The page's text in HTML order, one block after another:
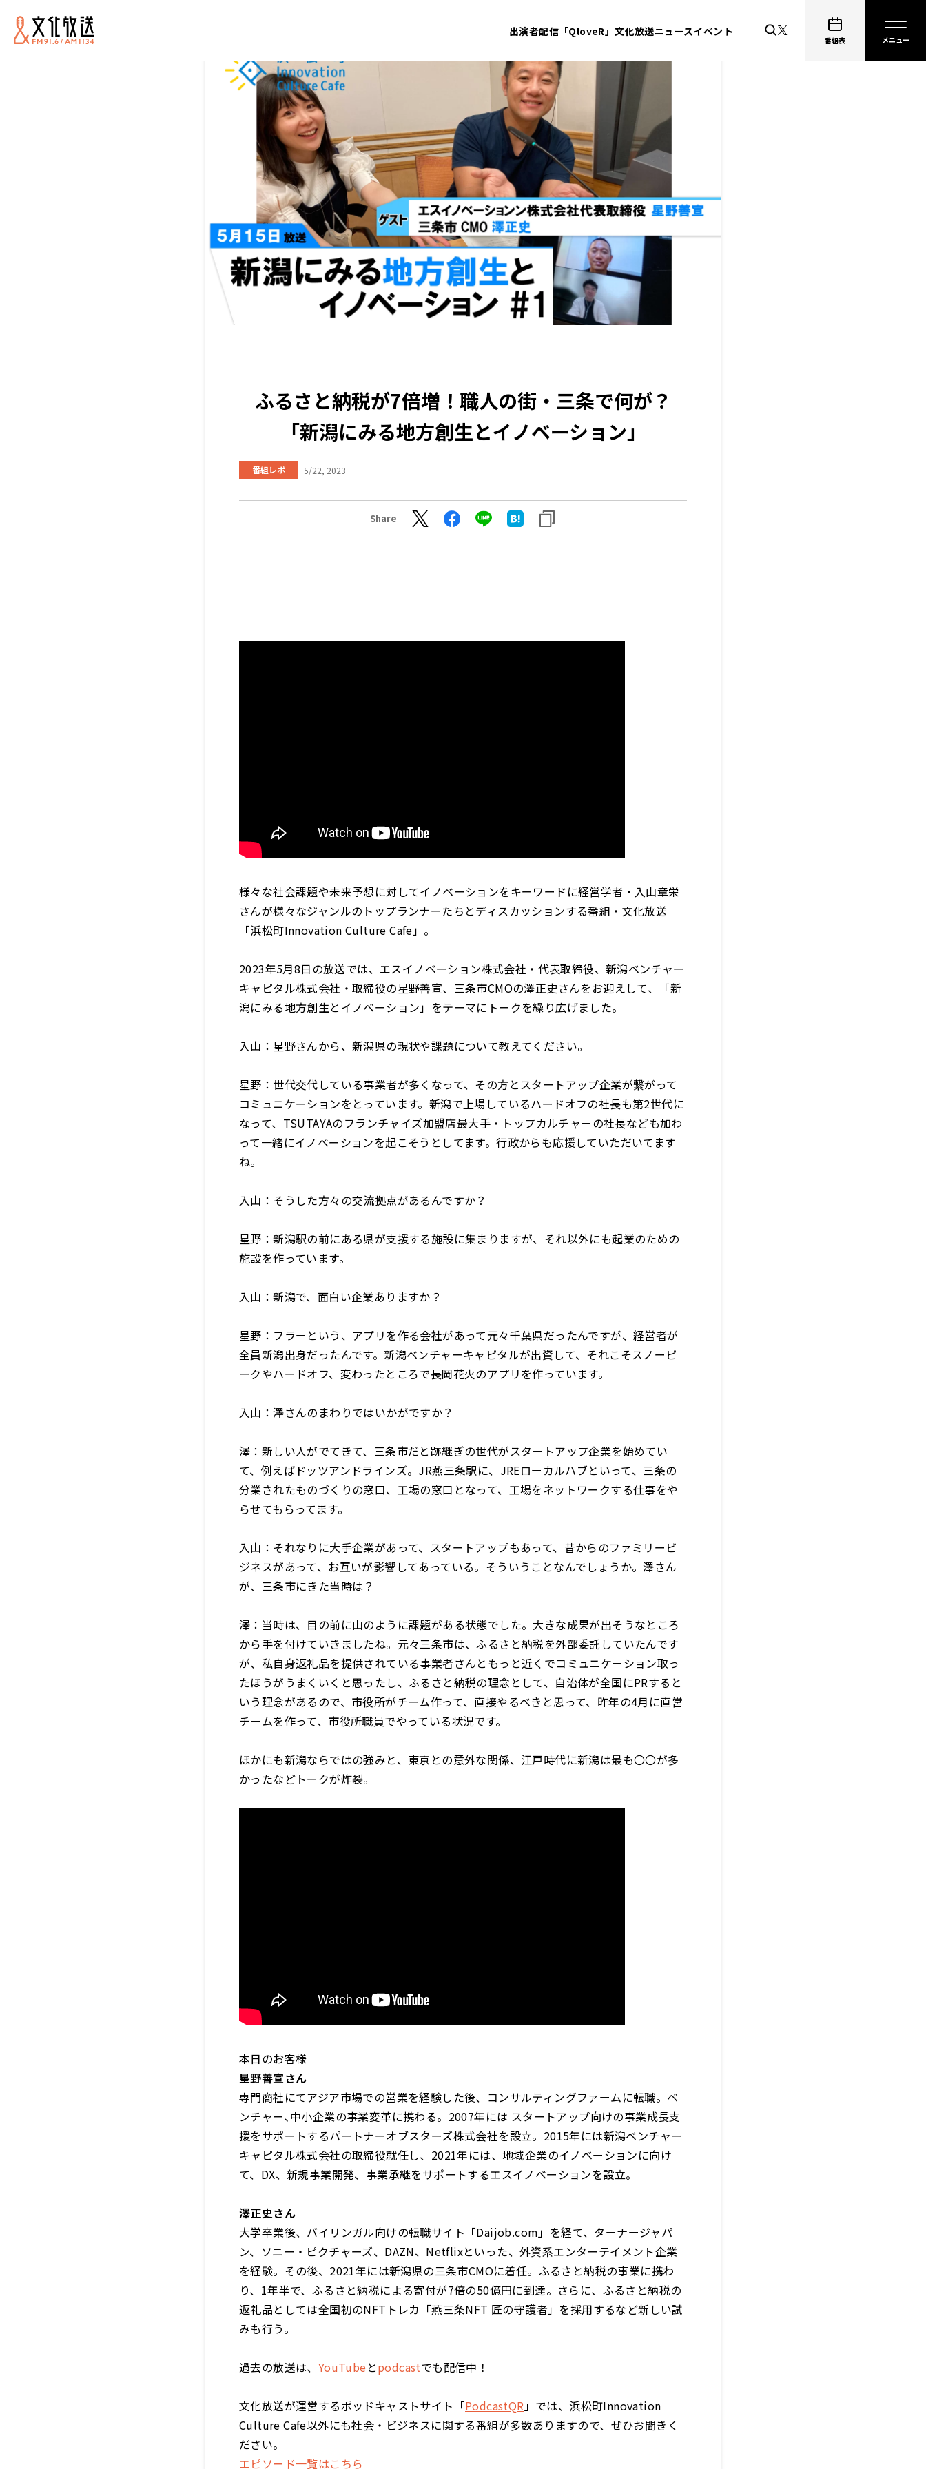
出演者配信「QloveR」文化放送ニュースイベント
番組表
ふるさと納税が7倍増！職人の街・三条で何が？
「新潟にみる地方創生とイノベーション」
番組レポ 5/22, 2023
Share
様々な社会課題や未来予想に対してイノベーションをキーワードに経営学者・入山章栄
さんが様々なジャンルのトップランナーたちとディスカッションする番組・文化放送
「浜松町Innovation Culture Cafe」。
2023年5月8日の放送では、エスイノベーション株式会社・代表取締役、新潟ベンチャー
キャピタル株式会社・取締役の星野善宣、三条市CMOの澤正史さんをお迎えして、「新
潟にみる地方創生とイノベーション」をテーマにトークを繰り広げました。
入山：星野さんから、新潟県の現状や課題について教えてください。
星野：世代交代している事業者が多くなって、その方とスタートアップ企業が繋がって
コミュニケーションをとっています。新潟で上場しているハードオフの社長も第2世代に
なって、TSUTAYAのフランチャイズ加盟店最大手・トップカルチャーの社長なども加わ
って一緒にイノベーションを起こそうとしてます。行政からも応援していただいてます
ね。
入山：そうした方々の交流拠点があるんですか？
星野：新潟駅の前にある県が支援する施設に集まりますが、それ以外にも起業のための
施設を作っています。
入山：新潟で、面白い企業ありますか？
星野：フラーという、アプリを作る会社があって元々千葉県だったんですが、経営者が
全員新潟出身だったんです。新潟ベンチャーキャピタルが出資して、それこそスノーピ
ークやハードオフ、変わったところで長岡花火のアプリを作っています。
入山：澤さんのまわりではいかがですか？
澤：新しい人がでてきて、三条市だと跡継ぎの世代がスタートアップ企業を始めてい
て、例えばドッツアンドラインズ。JR燕三条駅に、JREローカルハブといって、三条の
分業されたものづくりの窓口、工場の窓口となって、工場をネットワークする仕事をや
らせてもらってます。
入山：それなりに大手企業があって、スタートアップもあって、昔からのファミリービ
ジネスがあって、お互いが影響してあっている。そういうことなんでしょうか。澤さん
が、三条市にきた当時は？
澤：当時は、目の前に山のように課題がある状態でした。大きな成果が出そうなところ
から手を付けていきましたね。元々三条市は、ふるさと納税を外部委託していたんです
が、私自身返礼品を提供されている事業者さんともっと近くでコミュニケーション取っ
たほうがうまくいくと思ったし、ふるさと納税の理念として、自治体が全国にPRすると
いう理念があるので、市役所がチーム作って、直接やるべきと思って、昨年の4月に直営
チームを作って、市役所職員でやっている状況です。
ほかにも新潟ならではの強みと、東京との意外な関係、江戸時代に新潟は最も〇〇が多
かったなどトークが炸裂。
本日のお客様
星野善宣さん
専門商社にてアジア市場での営業を経験した後、コンサルティングファームに転職。ベ
ンチャー､中小企業の事業変革に携わる。2007年には スタートアップ向けの事業成長支
援をサポートするパートナーオブスターズ株式会社を設立。2015年には新潟ベンチャー
キャピタル株式会社の取締役就任し、2021年には、地域企業のイノベーションに向け
て、DX、新規事業開発、事業承継をサポートするエスイノベーションを設立。
澤正史さん
大学卒業後、バイリンガル向けの転職サイト「Daijob.com」を経て、ターナージャパ
ン、ソニー・ピクチャーズ、DAZN、Netflixといった、外資系エンターテイメント企業
を経験。その後、2021年には新潟県の三条市CMOに着任。ふるさと納税の事業に携わ
り、1年半で、ふるさと納税による寄付が7倍の50億円に到達。さらに、ふるさと納税の
返礼品としては全国初のNFTトレカ「燕三条NFT 匠の守護者」を採用するなど新しい試
みも行う。
過去の放送は、 YouTubeとpodcastでも配信中！
文化放送が運営するポッドキャストサイト「PodcastQR 」では、浜松町Innovation
Culture Cafe以外にも社会・ビジネスに関する番組が多数ありますので、ぜひお聞きく
ださい。
エピソード一覧はこちら